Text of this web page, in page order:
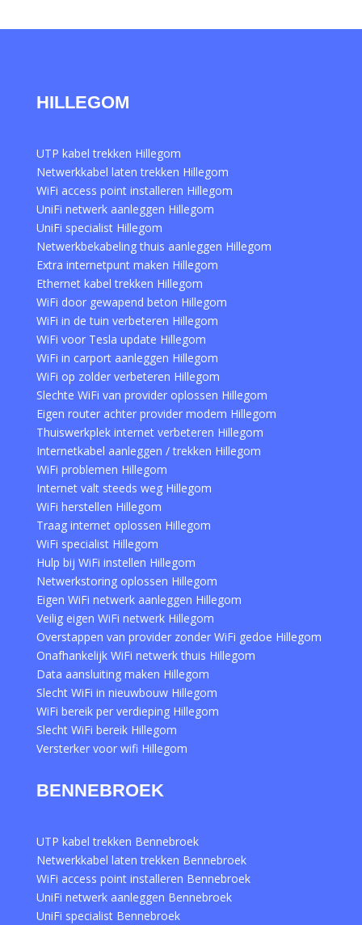
HILLEGOM
UTP kabel trekken Hillegom
Netwerkkabel laten trekken Hillegom
WiFi access point installeren Hillegom
UniFi netwerk aanleggen Hillegom
UniFi specialist Hillegom
Netwerkbekabeling thuis aanleggen Hillegom
Extra internetpunt maken Hillegom
Ethernet kabel trekken Hillegom
WiFi door gewapend beton Hillegom
WiFi in de tuin verbeteren Hillegom
WiFi voor Tesla update Hillegom
WiFi in carport aanleggen Hillegom
WiFi op zolder verbeteren Hillegom
Slechte WiFi van provider oplossen Hillegom
Eigen router achter provider modem Hillegom
Thuiswerkplek internet verbeteren Hillegom
Internetkabel aanleggen / trekken Hillegom
WiFi problemen Hillegom
Internet valt steeds weg Hillegom
WiFi herstellen Hillegom
Traag internet oplossen Hillegom
WiFi specialist Hillegom
Hulp bij WiFi instellen Hillegom
Netwerkstoring oplossen Hillegom
Eigen WiFi netwerk aanleggen Hillegom
Veilig eigen WiFi netwerk Hillegom
Overstappen van provider zonder WiFi gedoe Hillegom
Onafhankelijk WiFi netwerk thuis Hillegom
Data aansluiting maken Hillegom
Slecht WiFi in nieuwbouw Hillegom
WiFi bereik per verdieping Hillegom
Slecht WiFi bereik Hillegom
Versterker voor wifi Hillegom
BENNEBROEK
UTP kabel trekken Bennebroek
Netwerkkabel laten trekken Bennebroek
WiFi access point installeren Bennebroek
UniFi netwerk aanleggen Bennebroek
UniFi specialist Bennebroek